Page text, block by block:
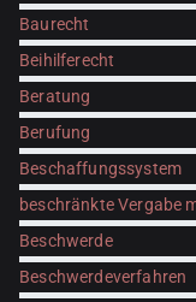
Baurecht
Beihilferecht
Beratung
Berufung
Beschaffungssystem
beschränkte Vergabe
Beschwerde
Beschwerdeverfahren